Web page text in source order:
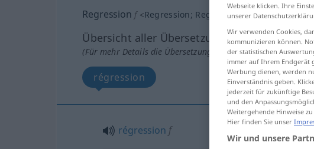
Regression f <Regression; Regressionen >
Übersicht aller Übersetzungen
(Für mehr Details die Übersetzung anklicken/antippen)
régression
régression f
Webseite klicken. Ihre
unserer
Wir verwenden Cookies,
kommunizieren können.
der statistischen
immer auf Ihrem Endgerät
Werbung dienen, werden
Einverständnis geben.
jederzeit für zukünftige
und den
Weitergehende Hinweise
Hier finden Sie unser
Wir und unsere